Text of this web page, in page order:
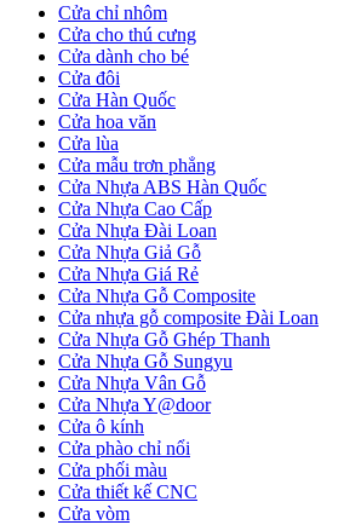
Cửa gỗ Carbon
Cửa chỉ nhôm
Cửa cho thú cưng
Cửa dành cho bé
Cửa đôi
Cửa Hàn Quốc
Cửa hoa văn
Cửa lùa
Cửa mẫu trơn phẳng
Cửa Nhựa ABS Hàn Quốc
Cửa Nhựa Cao Cấp
Cửa Nhựa Đài Loan
Cửa Nhựa Giả Gỗ
Cửa Nhựa Giá Rẻ
Cửa Nhựa Gỗ Composite
Cửa nhựa gỗ composite Đài Loan
Cửa Nhựa Gỗ Ghép Thanh
Cửa Nhựa Gỗ Sungyu
Cửa Nhựa Vân Gỗ
Cửa Nhựa Y@door
Cửa ô kính
Cửa phào chỉ nổi
Cửa phối màu
Cửa thiết kế CNC
Cửa vòm